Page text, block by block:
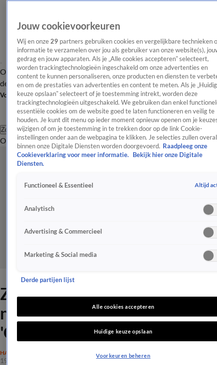
OverzichtAfleveringen Entertainment TV Algemeen
Tip
de redactieNieuwsbrief
Volg Shownieuws
Zoeken
OverzichtEntertainmentSpraakmakendRealityCrimeVideo's
Zorgen om André Hazes na
nieuwe opgedoken foto:
'Onherkenbaar'
HAZES
19 mrt 2022, 19:06
Jouw cookievoorkeuren
Wij en onze 29 partners gebruiken cookies en vergelijkbare technieken
informatie te verzamelen over jou als gebruiker van onze website(s),
gedrag en jouw apparaten. Als je „Alle cookies accepteren” selecteert,
worden trackingtechnologieën ingeschakeld om onze advertenties en
content te kunnen personaliseren, onze producten en diensten te
en om de prestaties van advertenties en content te meten. Als je
keuze opslaan” selecteert of je toestemming intrekt, worden deze
trackingtechnologieën uitgeschakeld. We gebruiken dan enkel
essentiële cookies om de website goed te laten functioneren en veilig te
houden. Je kunt dit menu op ieder moment opnieuw openen om je
wijzigen of om je toestemming in te trekken door op de link Cookie-
instellingen onder aan de webpagina te klikken. Je selecties zullen overal
binnen onze Digitale Diensten worden doorgevoerd. Raadpleeg onze
Cookieverklaring voor meer informatie.
Bekijk hier onze Digitale
Diensten.
Functioneel & Essentieel Altijd
Analytisch
Advertising & Commercieel
Marketing & Social media
Derde partijen lijst
Alle cookies accepteren
Huidige keuze opslaan
Voorkeuren beheren